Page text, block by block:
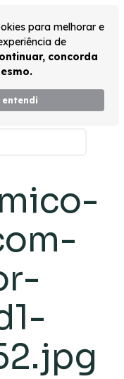
para melhorar e
de
concorda
entendi